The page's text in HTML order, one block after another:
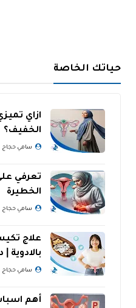
حياتك الخاصة
ازاي
الخفيف؟
سامي حجاج
تعرفي
الخطيرة
سامي حجاج
علاج
بالادوية
سامي حجاج
أهم